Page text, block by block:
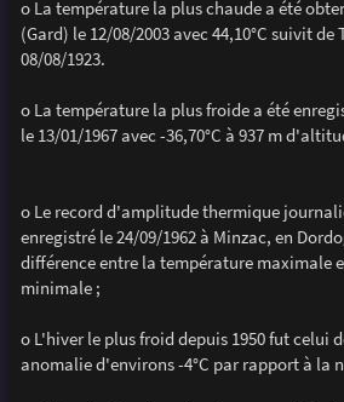
o La température la plus chaude a été
(Gard) le 12/08/2003 avec 44,10°C suivit de
08/08/1923.
o La température la plus froide a été
le 13/01/1967 avec -36,70°C à 937 m
o Le record d'amplitude thermique
enregistré le 24/09/1962 à Minzac, en
différence entre la température maximale
minimale ;
o L'hiver le plus froid depuis 1950 fut celui
anomalie d'environs -4°C par rapport à la